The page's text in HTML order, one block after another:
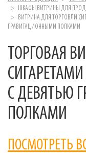
ШКАФЫ ВИТРИНЫ ДЛЯ
ВИТРИНА ДЛЯ ТОРГОВЛИ
ГРАВИТАЦИОННЫМИ ПОЛКАМИ
ТОРГОВАЯ
С ДЕВЯТЬЮ
ПОЛКАМИ
ПОСМОТРЕТЬ